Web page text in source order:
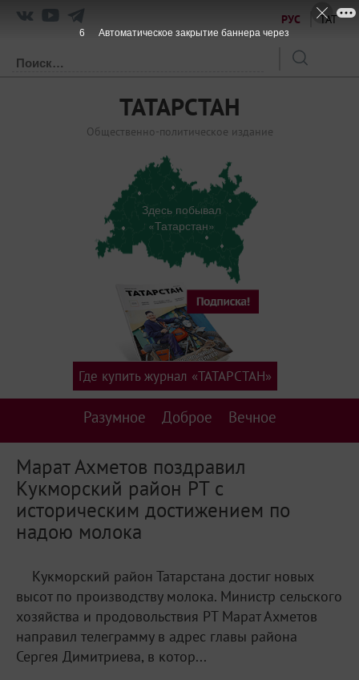
РУС ТАТ
ТАТАРСТАН
Общественно-политическое издание
Здесь побывал
«Татарстан»
Разумное Доброе Вечное
Где купить журнал «ТАТАРСТАН»
Марат Ахметов поздравил
Кукморский район РТ с
историческим достижением по
надою молока
Кукморский район Татарстана достиг новых
высот по производству молока. Министр сельского
хозяйства и продовольствия РТ Марат Ахметов
направил телеграмму в адрес главы района
Сергея Димитриева, в котор...
6 Автоматическое закрытие баннера через